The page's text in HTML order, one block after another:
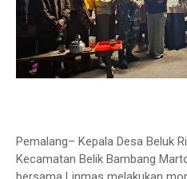
Pemalang– Kepala Desa Beluk
Kecamatan Belik Bambang